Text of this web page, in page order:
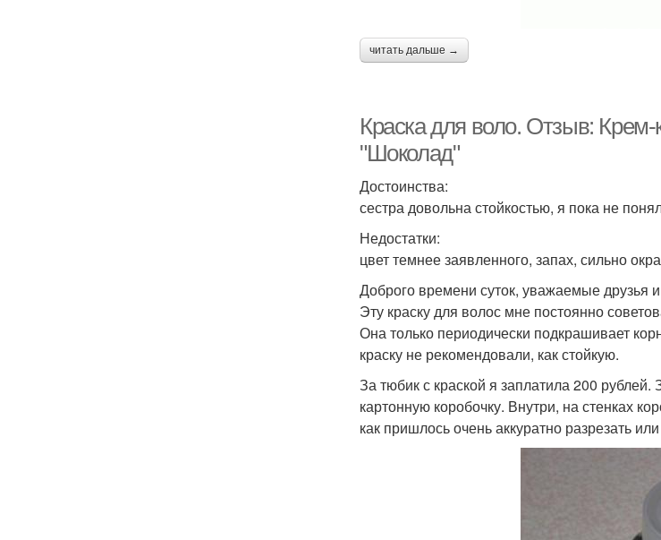
читать дальше →
Краска для воло. Отзыв: Крем-
"Шоколад"
Достоинства:
сестра довольна стойкостью, я пока не
Недостатки:
цвет темнее заявленного, запах, сильно
Доброго времени суток, уважаемые друзья и
Эту краску для волос мне постоянно
Она только периодически подкрашивает
краску не рекомендовали, как стойкую.
За тюбик с краской я заплатила 200
картонную коробочку. Внутри, на стенках
как пришлось очень аккуратно разрезать